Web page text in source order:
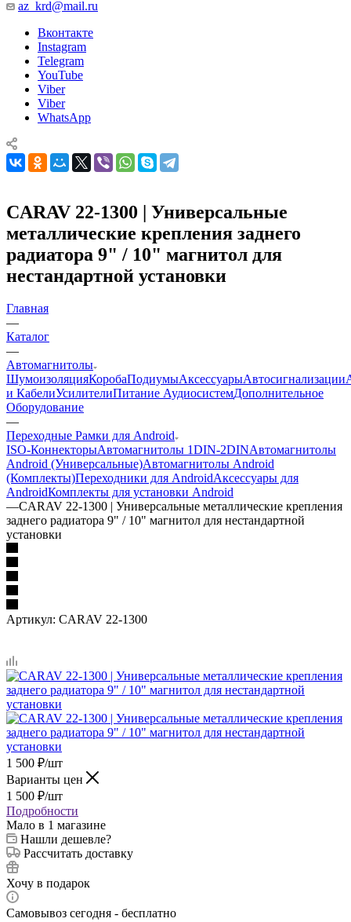
az_krd@mail.ru
Вконтакте
Instagram
Telegram
YouTube
Viber
Viber
WhatsApp
CARAV 22-1300 | Универсальные
металлические крепления заднего
радиатора 9" / 10" магнитол для
нестандартной установки
Главная
—
Каталог
—
Автомагнитолы
ШумоизоляцияКоробаПодиумыАксессуарыАвтосигнализации
и КабелиУсилителиПитание АудиосистемДополнительное
Оборудование
—
Переходные Рамки для Android
ISO-КоннекторыАвтомагнитолы 1DIN-2DINАвтомагнитолы
Android (Универсальные)Автомагнитолы Android
(Комплекты)Переходники для AndroidАксессуары для
AndroidКомплекты для установки Android
—CARAV 22-1300 | Универсальные металлические крепления
заднего радиатора 9" / 10" магнитол для нестандартной
установки
Артикул: CARAV 22-1300
1 500 ₽/шт
Варианты цен
1 500 ₽/шт
Подробности
Мало в 1 магазине
Нашли дешевле?
Рассчитать доставку
Хочу в подарок
Самовывоз сегодня - бесплатно